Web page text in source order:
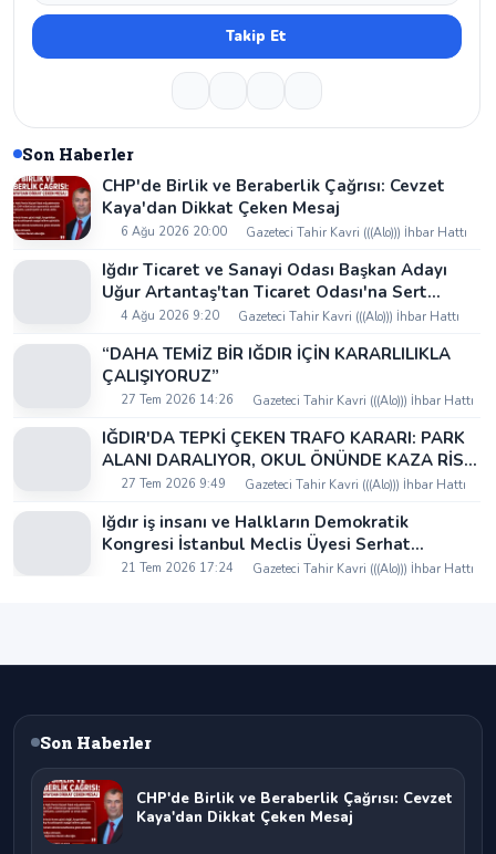
Takip Et
Son Haberler
CHP'de Birlik ve Beraberlik Çağrısı: Cevzet
Kaya'dan Dikkat Çeken Mesaj
6 Ağu 2026 20:00 Gazeteci Tahir Kavri (((Alo))) İhbar Hattı
Iğdır Ticaret ve Sanayi Odası Başkan Adayı
Uğur Artantaş'tan Ticaret Odası'na Sert
Eleştiri: "Nakliyeci Sahipsiz Bırakılamaz"
4 Ağu 2026 9:20 Gazeteci Tahir Kavri (((Alo))) İhbar Hattı
“DAHA TEMİZ BİR IĞDIR İÇİN KARARLILIKLA
ÇALIŞIYORUZ”
27 Tem 2026 14:26 Gazeteci Tahir Kavri (((Alo))) İhbar Hattı
IĞDIR'DA TEPKİ ÇEKEN TRAFO KARARI: PARK
ALANI DARALIYOR, OKUL ÖNÜNDE KAZA RİSKİ
İDDİASI VE IĞDIR VALİSİ NEREDE?
27 Tem 2026 9:49 Gazeteci Tahir Kavri (((Alo))) İhbar Hattı
Iğdır iş insanı ve Halkların Demokratik
Kongresi İstanbul Meclis Üyesi Serhat
Kaya’dan Iğdır Tanıtım Günleri’nde birlik ve
21 Tem 2026 17:24 Gazeteci Tahir Kavri (((Alo))) İhbar Hattı
Son Haberler
CHP'de Birlik ve Beraberlik Çağrısı: Cevzet
Kaya'dan Dikkat Çeken Mesaj